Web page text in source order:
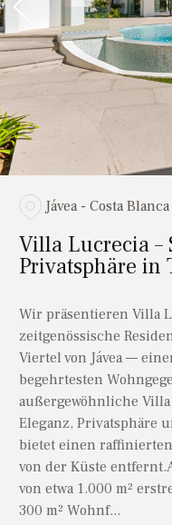
Jávea - Costa Blanca
Villa Lucrecia –
Privatsphäre in
Wir präsentieren Villa
zeitgenössische
Viertel von Jávea —
begehrtesten
außergewöhnliche
Eleganz, Privatsphäre
bietet einen
von der Küste
von etwa 1.000 m²
300 m² Wohnf...